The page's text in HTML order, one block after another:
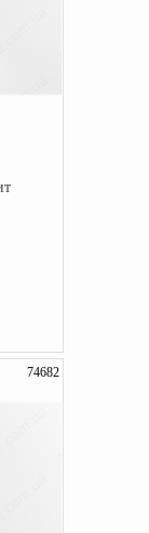
74682